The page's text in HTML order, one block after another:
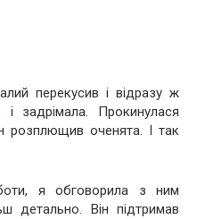
перекусив і відразу ж
задрімала. Прокинулася
розплющив оченята. І так
я обговорила з ним
детально. Він підтримав